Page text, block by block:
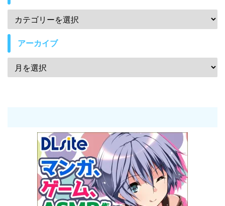
アーカイブ